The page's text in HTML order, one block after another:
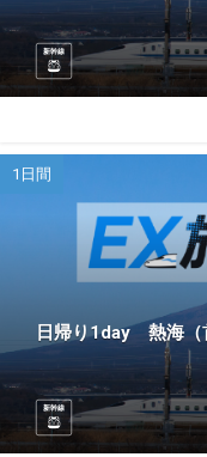
新幹線
1日間
日帰り1day 熱海（
新幹線